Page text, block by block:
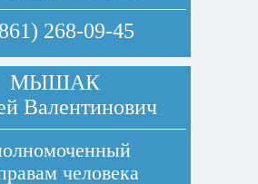
268-09-45
МЫШАК
Валентинович
человека